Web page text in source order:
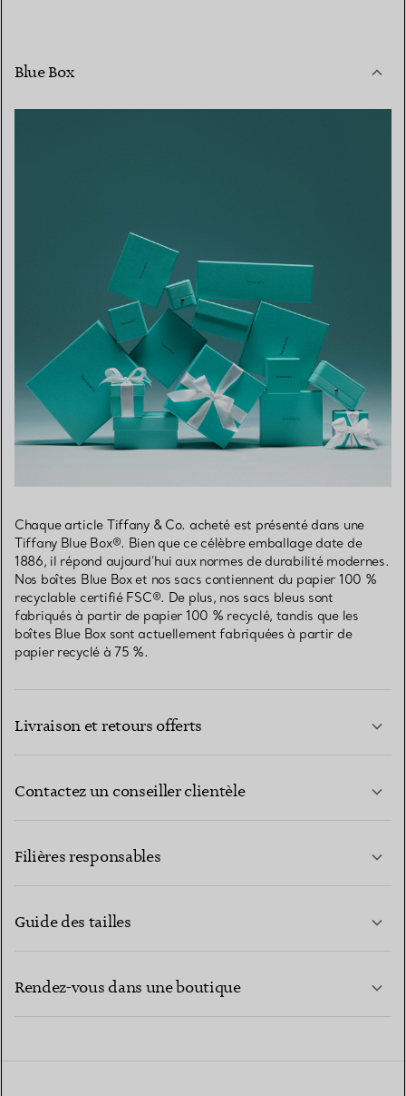
Blue Box
Chaque article Tiffany & Co. acheté est présenté dans une
Tiffany Blue Box®. Bien que ce célèbre emballage date de
1886, il répond aujourd’hui aux normes de durabilité modernes.
Nos boîtes Blue Box et nos sacs contiennent du papier 100 %
recyclable certifié FSC®. De plus, nos sacs bleus sont
fabriqués à partir de papier 100 % recyclé, tandis que les
boîtes Blue Box sont actuellement fabriquées à partir de
papier recyclé à 75 %.
Livraison et retours offerts
Contactez un conseiller clientèle
Filières responsables
Guide des tailles
Rendez-vous dans une boutique